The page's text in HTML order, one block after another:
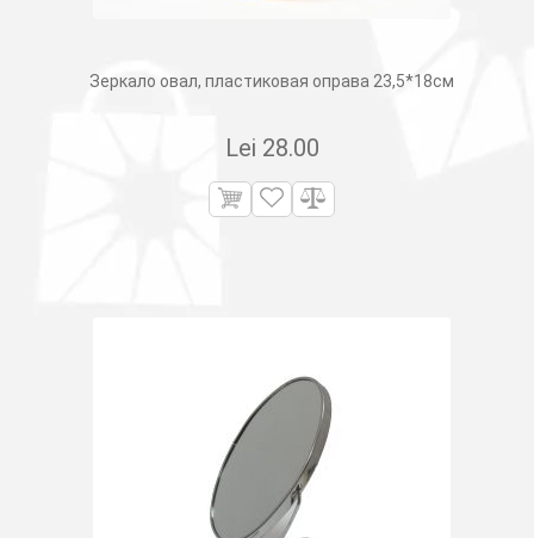
Зеркало овал, пластиковая оправа 23,5*18см
Lei 28.00